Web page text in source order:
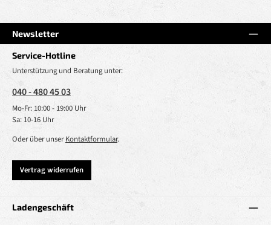
Newsletter
Service-Hotline
Unterstützung und Beratung unter:
040 - 480 45 03
Mo-Fr: 10:00 - 19:00 Uhr
Sa: 10-16 Uhr
Oder über unserKontaktformular.
Vertrag widerrufen
Ladengeschäft